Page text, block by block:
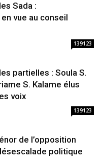
Sada :
vue au conseil
139123
partielles : Soula S.
S. Kalame élus
voix
139123
de l’opposition
politique